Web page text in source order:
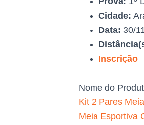
Cidade:
Data: 30/
Inscrição
Nome do
Kit 2 Pares
Meia Esportiva